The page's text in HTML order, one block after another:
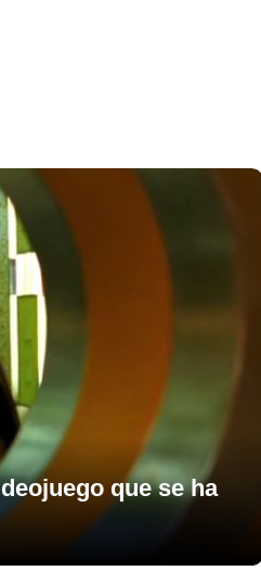
que se ha